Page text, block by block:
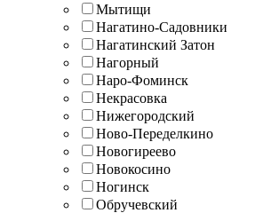
Мытищи
Нагатино-Садовники
Нагатинский Затон
Нагорный
Наро-Фоминск
Некрасовка
Нижегородский
Ново-Переделкино
Новогиреево
Новокосино
Ногинск
Обручевский